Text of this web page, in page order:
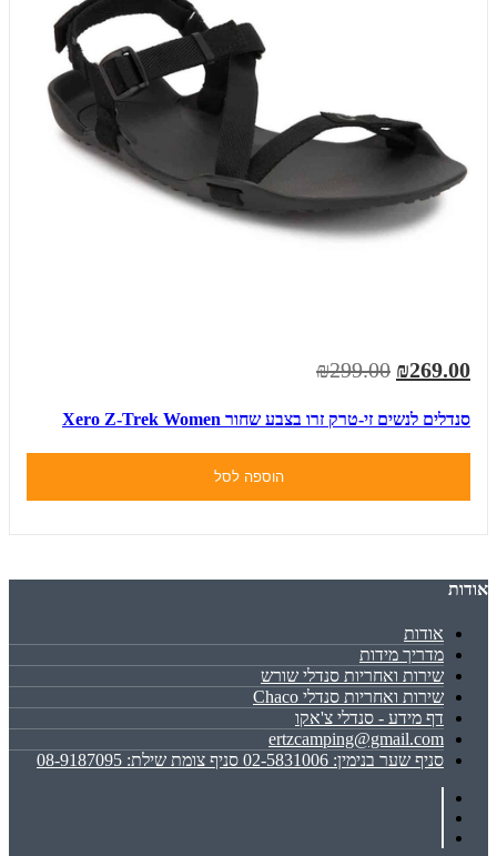
₪269.00
₪299.00
סנדלים לנשים זי-טרק זרו בצבע שחור Xero Z-Trek Women
הוספה לסל
אודות
אודות
מדריך מידות
שירות ואחריות סנדלי שורש
שירות ואחריות סנדלי Chaco
דף מידע - סנדלי צ'אקו
ertzcamping@gmail.com
סניף שער בנימין: 02-5831006 סניף צומת שילת: 08-9187095